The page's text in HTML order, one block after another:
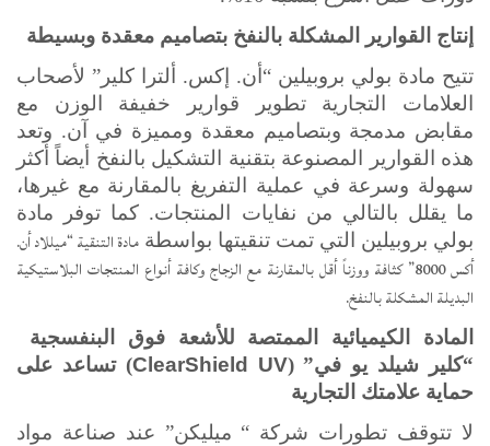
إنتاج القوارير المشكلة بالنفخ بتصاميم معقدة وبسيطة
تتيح مادة بولي بروبيلين “أن. إكس. ألترا كلير” لأصحاب
العلامات التجارية تطوير قوارير خفيفة الوزن مع
مقابض مدمجة وبتصاميم معقدة ومميزة في آن. وتعد
هذه القوارير المصنوعة بتقنية التشكيل بالنفخ أيضاً أكثر
سهولة وسرعة في عملية التفريغ بالمقارنة مع غيرها،
ما يقلل بالتالي من نفايات المنتجات. كما توفر مادة
بولي بروبيلين التي تمت تنقيتها بواسطة مادة التنقية “ميللاد أن.
أكس 8000” كثافة ووزناً أقل بالمقارنة مع الزجاج وكافة أنواع المنتجات البلاستيكية
البديلة المشكلة بالنفخ.
المادة الكيميائية الممتصة للأشعة فوق البنفسجية
“كلير شيلد يو في” (ClearShield UV) تساعد على
حماية علامتك التجارية
لا تتوقف تطورات شركة “ ميليكن” عند صناعة مواد